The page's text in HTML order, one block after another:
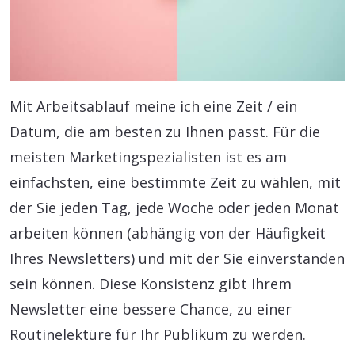
Mit Arbeitsablauf meine ich eine Zeit / ein
Datum, die am besten zu Ihnen passt. Für die
meisten Marketingspezialisten ist es am
einfachsten, eine bestimmte Zeit zu wählen, mit
der Sie jeden Tag, jede Woche oder jeden Monat
arbeiten können (abhängig von der Häufigkeit
Ihres Newsletters) und mit der Sie einverstanden
sein können. Diese Konsistenz gibt Ihrem
Newsletter eine bessere Chance, zu einer
Routinelektüre für Ihr Publikum zu werden.